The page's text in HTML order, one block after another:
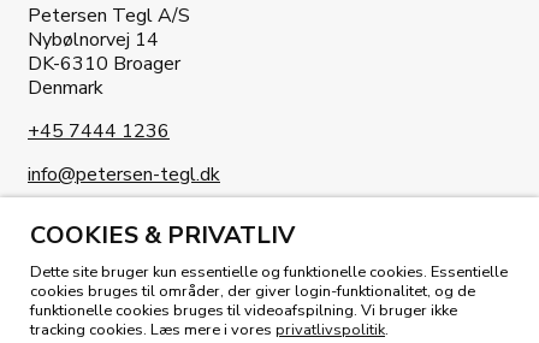
COOKIES & PRIVATLIV
Dette site bruger kun essentielle og funktionelle cookies. Essentielle
cookies bruges til områder, der giver login-funktionalitet, og de
funktionelle cookies bruges til videoafspilning. Vi bruger ikke
tracking cookies. Læs mere i vores privatlivspolitik.
Petersen Tegl A/S
Nybølnorvej 14
DK-6310 Broager
Denmark
+45 7444 1236
info@petersen-tegl.dk
KIG I VORES MAGASIN